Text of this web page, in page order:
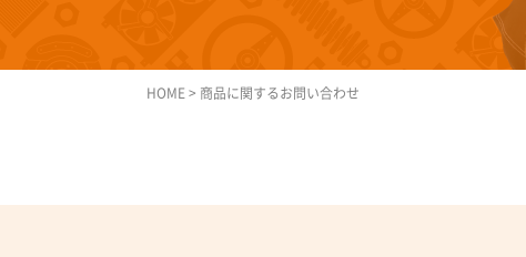
HOME > 商品に関するお問い合わせ